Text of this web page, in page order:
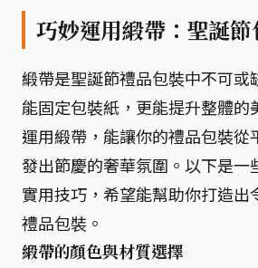
巧妙運用緞帶：聖誕
緞帶是聖誕節禮品包裝中不可或
能固定包裝紙，更能提升整體的
運用緞帶，能讓你的禮品包裝從
發出節慶的奢華氛圍。以下是一
實用技巧，希望能幫助你打造出
禮品包裝。
緞帶的顏色與材質選擇